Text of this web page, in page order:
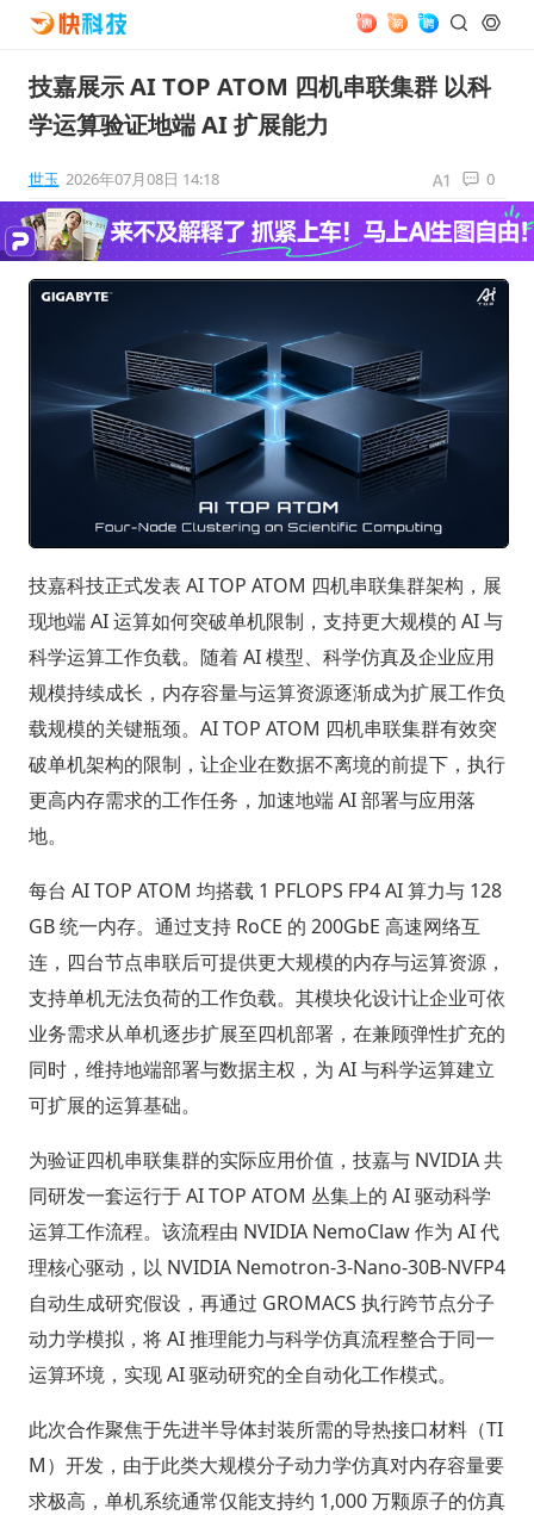
技嘉展示 AI TOP ATOM 四机串联集群 以科
学运算验证地端 AI 扩展能力
世玉 2026年07月08日 14:18 0
技嘉科技正式发表 AI TOP ATOM 四机串联集群架构，展
现地端 AI 运算如何突破单机限制，支持更大规模的 AI 与
科学运算工作负载。随着 AI 模型、科学仿真及企业应用
规模持续成长，内存容量与运算资源逐渐成为扩展工作负
载规模的关键瓶颈。AI TOP ATOM 四机串联集群有效突
破单机架构的限制，让企业在数据不离境的前提下，执行
更高内存需求的工作任务，加速地端 AI 部署与应用落
地。
每台 AI TOP ATOM 均搭载 1 PFLOPS FP4 AI 算力与 128
GB 统一内存。通过支持 RoCE 的 200GbE 高速网络互
连，四台节点串联后可提供更大规模的内存与运算资源，
支持单机无法负荷的工作负载。其模块化设计让企业可依
业务需求从单机逐步扩展至四机部署，在兼顾弹性扩充的
同时，维持地端部署与数据主权，为 AI 与科学运算建立
可扩展的运算基础。
为验证四机串联集群的实际应用价值，技嘉与 NVIDIA 共
同研发一套运行于 AI TOP ATOM 丛集上的 AI 驱动科学
运算工作流程。该流程由 NVIDIA NemoClaw 作为 AI 代
理核心驱动，以 NVIDIA Nemotron-3-Nano-30B-NVFP4
自动生成研究假设，再通过 GROMACS 执行跨节点分子
动力学模拟，将 AI 推理能力与科学仿真流程整合于同一
运算环境，实现 AI 驱动研究的全自动化工作模式。
此次合作聚焦于先进半导体封装所需的导热接口材料（TI
M）开发，由于此类大规模分子动力学仿真对内存容量要
求极高，单机系统通常仅能支持约 1,000 万颗原子的仿真